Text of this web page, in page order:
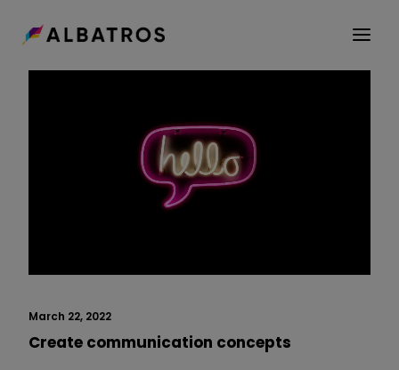
ABOUT US
March 22, 2022
Create communication concepts